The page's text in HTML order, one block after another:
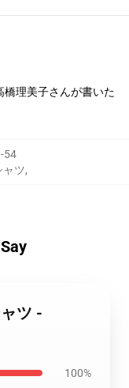
橋理美子さんが書いた
54
ャツ,
ツ -
100%